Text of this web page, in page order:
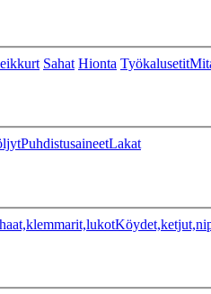
Sahat Hionta Työkalusetit
PuhdistusaineetLakat